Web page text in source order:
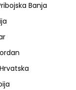
Banja